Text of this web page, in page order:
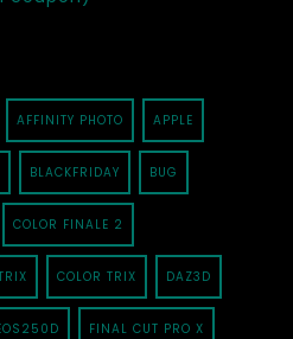
AFFINITY PHOTO APPLE
BLACKFRIDAY BUG
COLOR FINALE 2
COLOR TRIX DAZ3D
FINAL CUT PRO X